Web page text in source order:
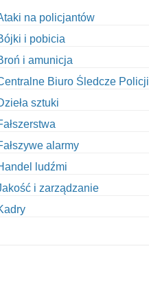
na policjantów
i pobicia
i amunicja
Biuro Śledcze Policji
sztuki
alarmy
ludźmi
i zarządzanie